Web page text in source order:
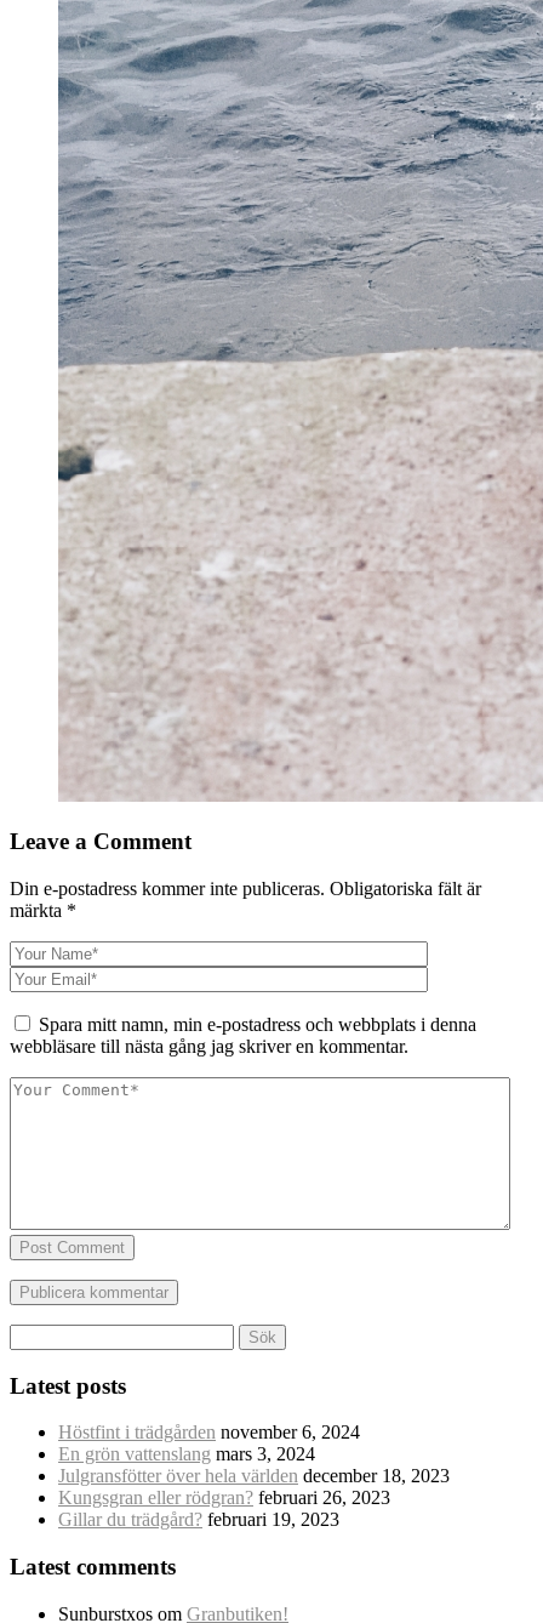
Leave a Comment
Din e-postadress kommer inte publiceras. Obligatoriska fält är
märkta *
Spara mitt namn, min e-postadress och webbplats i denna
webbläsare till nästa gång jag skriver en kommentar.
Post Comment
efter:
Latest posts
Höstfint i trädgården november 6, 2024
En grön vattenslang mars 3, 2024
Julgransfötter över hela världen december 18, 2023
Kungsgran eller rödgran? februari 26, 2023
Gillar du trädgård? februari 19, 2023
Latest comments
Sunburstxos om Granbutiken!